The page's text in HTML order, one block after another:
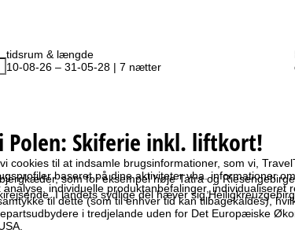
cookies til at indsamle brugsinformationer, som vi,
baseret på dine aktiviteter vha. informationer
individuelle produktanbefalinger, individualiseret
til dette (som til enhver tid kan tilbagekaldes),
i tredjelande uden for Det Europæiske
tidsrum & længde
10-08-26 – 31-05-28 | 7 nætter
Polen: Skiferie inkl. liftkort!
som for eksempel høje Tatra og
I landets sydlige del hæver sig